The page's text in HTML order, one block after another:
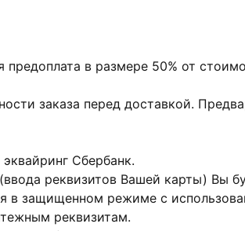
предоплата в размере 50% от
заказа перед доставкой.
Сбербанк.
реквизитов Вашей карты) Вы
в защищенном режиме с
реквизитам.